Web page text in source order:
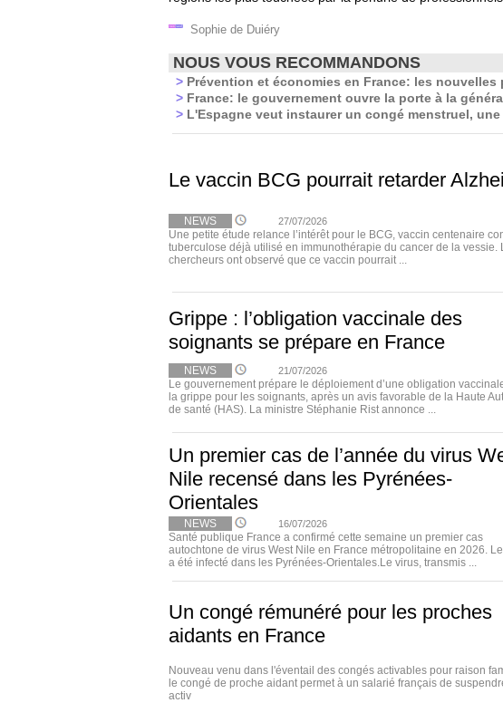
Sophie de Duiéry
NOUS VOUS RECOMMANDONS
> Prévention et économies en France: les
> France: le gouvernement ouvre la porte à la
> L'Espagne veut instaurer un congé menstruel, une
Le vaccin BCG pourrait retarder
NEWS 27/07/2026
Une petite étude relance l’intérêt pour le BCG, vaccin centenaire
tuberculose déjà utilisé en immunothérapie du cancer de la vessie.
chercheurs ont observé que ce vaccin pourrait ...
Grippe : l’obligation vaccinale des
soignants se prépare en France
NEWS 21/07/2026
Le gouvernement prépare le déploiement d’une obligation
la grippe pour les soignants, après un avis favorable de la Haute
de santé (HAS). La ministre Stéphanie Rist annonce ...
Un premier cas de l’année du virus
Nile recensé dans les Pyrénées-
Orientales
NEWS 16/07/2026
Santé publique France a confirmé cette semaine un premier cas
autochtone de virus West Nile en France métropolitaine en 2026.
a été infecté dans les Pyrénées-Orientales.Le virus, transmis ...
Un congé rémunéré pour les proches
aidants en France
Nouveau venu dans l'éventail des congés activables pour raison
le congé de proche aidant permet à un salarié français de
activ